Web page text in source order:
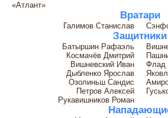
«Атлант»
Вратари
Галимов Станислав
Защитники
Батыршин Рафаэль
Космачёв Дмитрий
Вишневский Иван
Флад
Дыбленко Ярослав
Озолиньш Сандис
Петров Алексей
Рукавишников Роман